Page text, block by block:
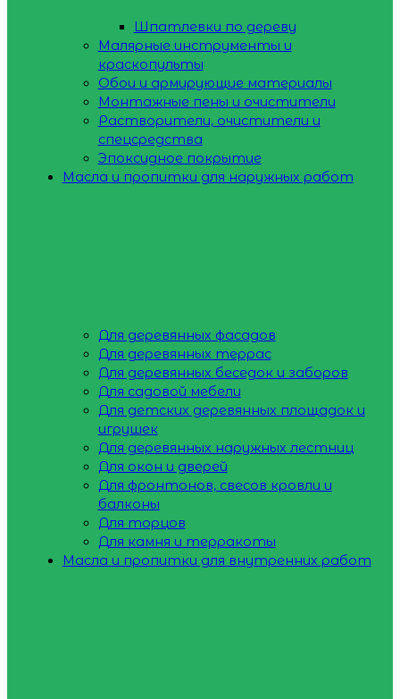
Шпатлевки по дереву
Малярные инструменты и
краскопульты
Обои и армирующие материалы
Монтажные пены и очистители
Растворители, очистители и
спецсредства
Эпоксидное покрытие
Масла и пропитки для наружных работ
Для деревянных фасадов
Для деревянных террас
Для деревянных беседок и заборов
Для садовой мебели
Для детских деревянных площадок и
игрушек
Для деревянных наружных лестниц
Для окон и дверей
Для фронтонов, свесов кровли и
балконы
Для торцов
Для камня и терракоты
Масла и пропитки для внутренних работ